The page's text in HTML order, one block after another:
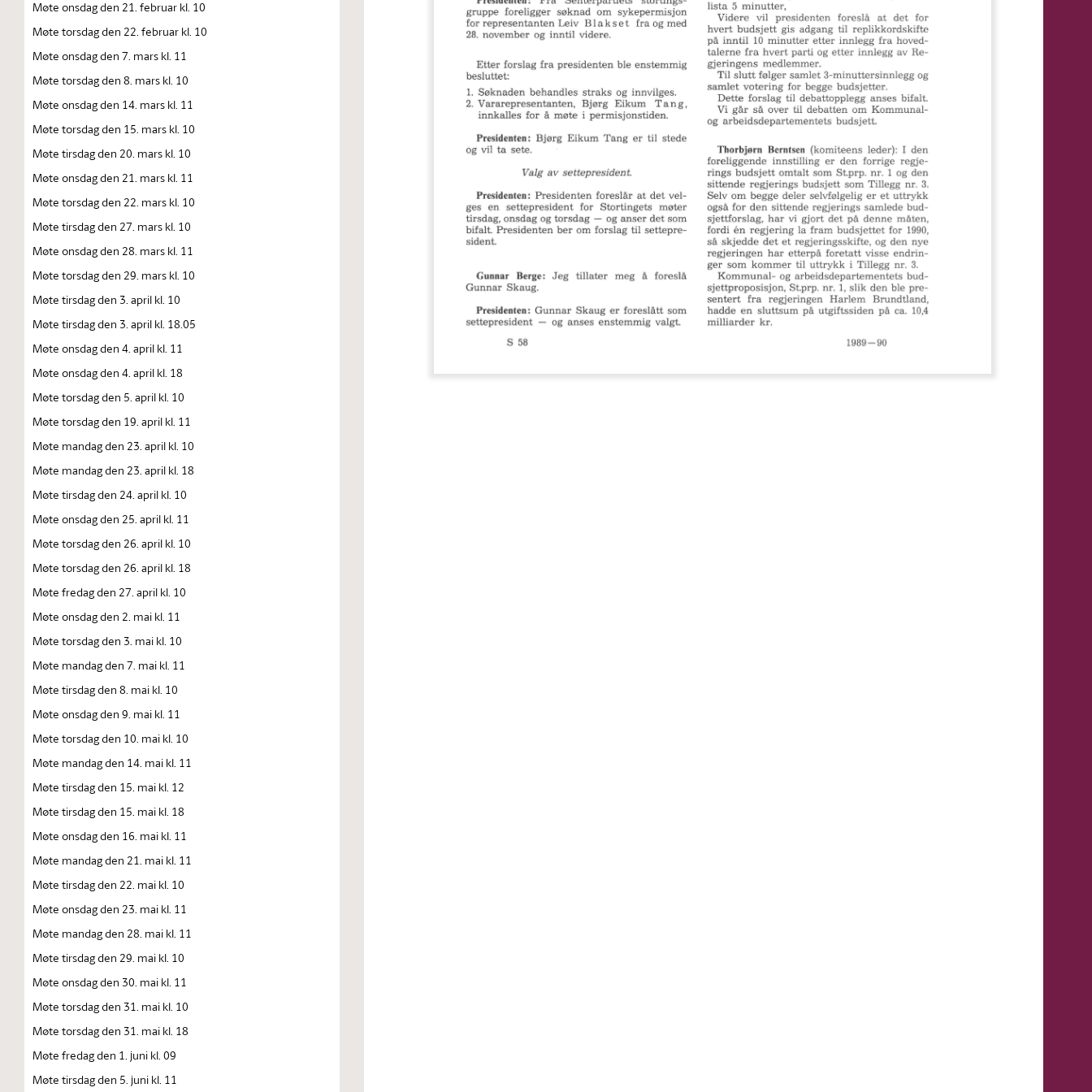
Møte onsdag den 21. februar kl. 10
Møte torsdag den 22. februar kl. 10
Møte onsdag den 7. mars kl. 11
Møte torsdag den 8. mars kl. 10
Møte onsdag den 14. mars kl. 11
Møte torsdag den 15. mars kl. 10
Møte tirsdag den 20. mars kl. 10
Møte onsdag den 21. mars kl. 11
Møte torsdag den 22. mars kl. 10
Møte tirsdag den 27. mars kl. 10
Møte onsdag den 28. mars kl. 11
Møte torsdag den 29. mars kl. 10
Møte tirsdag den 3. april kl. 10
Møte tirsdag den 3. april kl. 18.05
Møte onsdag den 4. april kl. 11
Møte onsdag den 4. april kl. 18
Møte torsdag den 5. april kl. 10
Møte torsdag den 19. april kl. 11
Møte mandag den 23. april kl. 10
Møte mandag den 23. april kl. 18
Møte tirsdag den 24. april kl. 10
Møte onsdag den 25. april kl. 11
Møte torsdag den 26. april kl. 10
Møte torsdag den 26. april kl. 18
Møte fredag den 27. april kl. 10
Møte onsdag den 2. mai kl. 11
Møte torsdag den 3. mai kl. 10
Møte mandag den 7. mai kl. 11
Møte tirsdag den 8. mai kl. 10
Møte onsdag den 9. mai kl. 11
Møte torsdag den 10. mai kl. 10
Møte mandag den 14. mai kl. 11
Møte tirsdag den 15. mai kl. 12
Møte tirsdag den 15. mai kl. 18
Møte onsdag den 16. mai kl. 11
Møte mandag den 21. mai kl. 11
Møte tirsdag den 22. mai kl. 10
Møte onsdag den 23. mai kl. 11
Møte mandag den 28. mai kl. 11
Møte tirsdag den 29. mai kl. 10
Møte onsdag den 30. mai kl. 11
Møte torsdag den 31. mai kl. 10
Møte torsdag den 31. mai kl. 18
Møte fredag den 1. juni kl. 09
Møte tirsdag den 5. juni kl. 11